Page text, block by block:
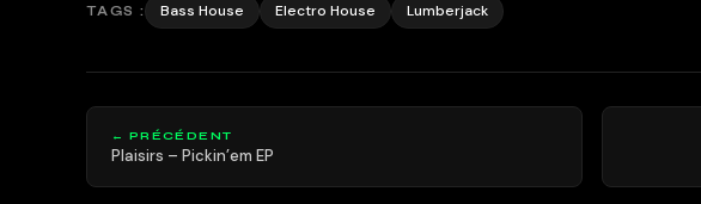
TAGS : Bass House Electro House Lumberjack
← PRÉCÉDENT
Plaisirs – Pickin’em EP